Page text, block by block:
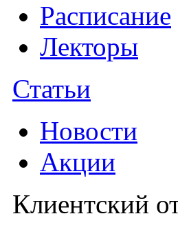
Расписание
Лекторы
Статьи
Новости
Акции
Клиентский